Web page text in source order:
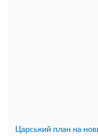
Царський план на